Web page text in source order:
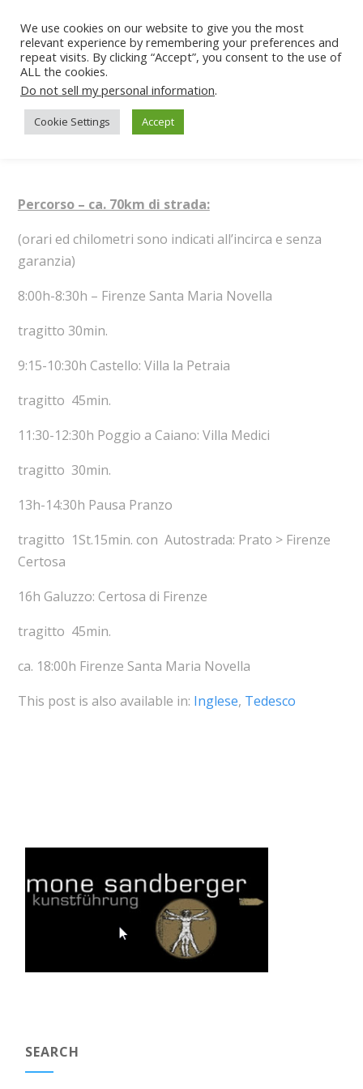
Percorso – ca. 70km di strada:
(orari ed chilometri sono indicati all’incirca e senza
garanzia)
8:00h-8:30h – Firenze Santa Maria Novella
tragitto 30min.
9:15-10:30h Castello: Villa la Petraia
tragitto 45min.
11:30-12:30h Poggio a Caiano: Villa Medici
tragitto 30min.
13h-14:30h Pausa Pranzo
tragitto 1St.15min. con Autostrada: Prato > Firenze
Certosa
16h Galuzzo: Certosa di Firenze
tragitto 45min.
ca. 18:00h Firenze Santa Maria Novella
This post is also available in: Inglese Tedesco
SEARCH
We use cookies on our website to give you the most
relevant experience by remembering your preferences and
repeat visits. By clicking “Accept”, you consent to the use of
ALL the cookies.
Do not sell my personal information.
Cookie Settings Accept